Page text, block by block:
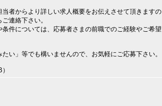
者からより詳しい求人概要をお伝えさせて頂きますの
連絡下さい。
件については、応募者さまの前職でのご経験やご希望
い」等でも構いませんので、お気軽にご応募下さい。